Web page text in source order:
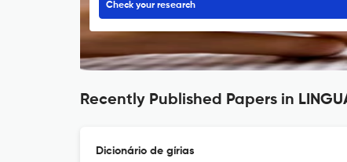
Check your research
Recently Published Papers in
Dicionário de gírias